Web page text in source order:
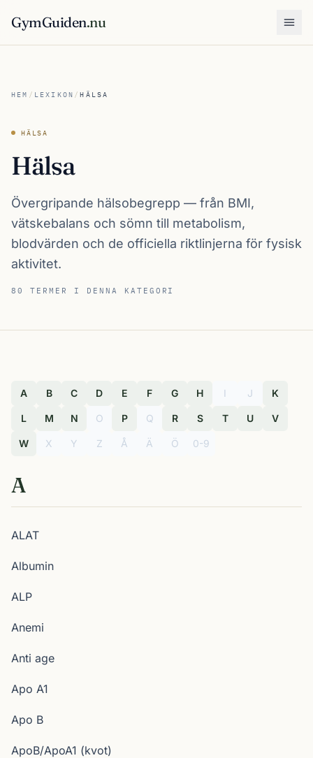
GymGuiden.nu
HEM / LEXIKON /HÄLSA
HÄLSA
Hälsa
Övergripande hälsobegrepp — från BMI,
vätskebalans och sömn till metabolism,
blodvärden och de officiella riktlinjerna för fysisk
aktivitet.
80 TERMER I DENNA KATEGORI
A B C D E F G H I J K
L M N O P Q R S T U V
W X Y Z Å Ä Ö 0-9
A
ALAT
Albumin
ALP
Anemi
Anti age
Apo A1
Apo B
ApoB/ApoA1 (kvot)